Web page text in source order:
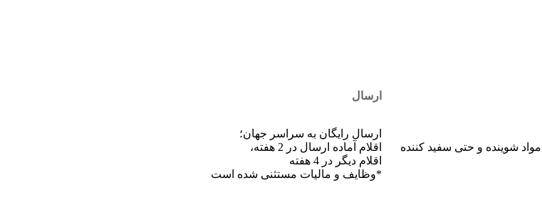
ارسال
شوینده و حتی سفید کننده
ارسال رایگان به سراسر جهان؛
اقلام آماده ارسال در 2 هفته،
اقلام دیگر در 4 هفته
*وظایف و مالیات مستثنی شده است